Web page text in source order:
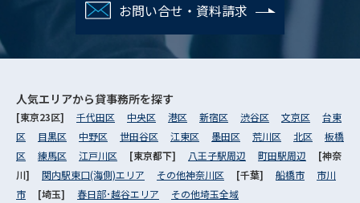
お問い合せ・資料請求
人気エリアから貸事務所を探す
[東京23区] 千代田区 中央区 港区 新宿区 渋谷区 文京区
台東
区
目黒区 中野区 世田谷区 江東区 墨田区 荒川区 北区
板橋
区
練馬区 江戸川区 [東京都下] 八王子駅周辺 町田駅周辺
[神奈
川] 関内駅東口(海側)エリア その他神奈川区 [千葉] 船橋市
市川
市
[埼玉] 春日部･越谷エリア その他埼玉全域